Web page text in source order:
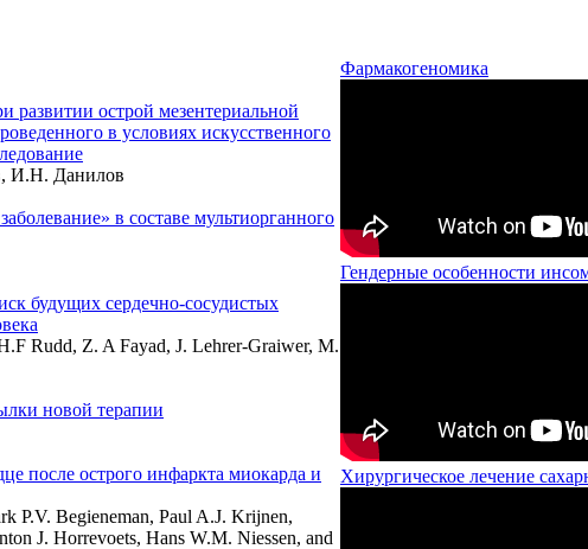
развитии острой мезентериальной
в условиях искусственного
И.Н. Данилов
в составе мультиорганного
будущих сердечно-сосудистых
Rudd, Z. A Fayad, J. Lehrer-Graiwer, M.
новой терапии
после острого инфаркта миокарда и
P.V. Begieneman, Paul A.J. Krijnen,
J. Horrevoets, Hans W.M. Niessen, and
Фармакогеномика
Гендерные особенности
Хирургическое лечение